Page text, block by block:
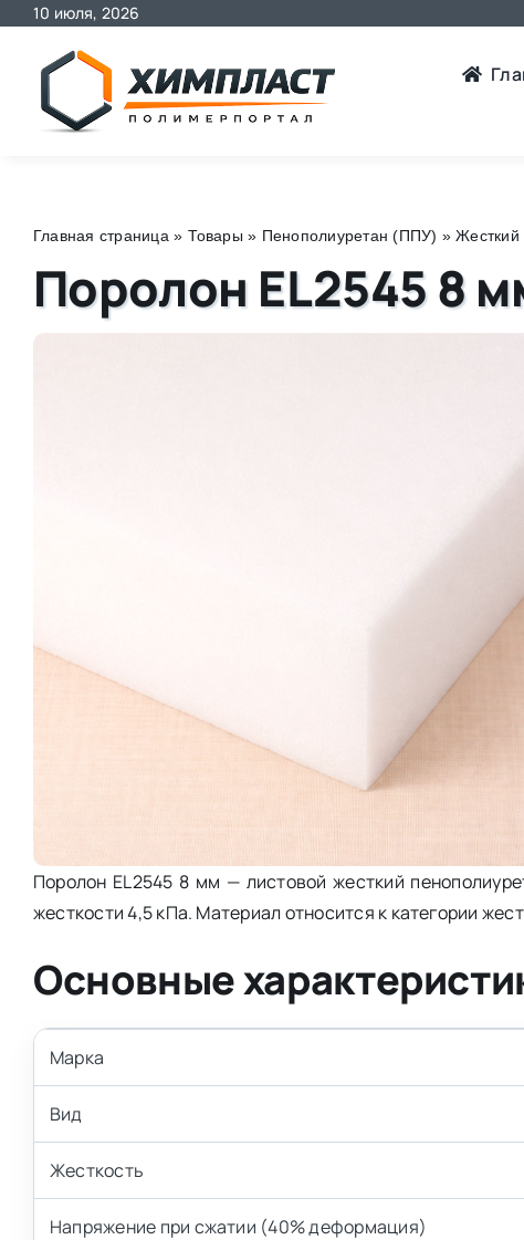
Skip
content
10 июля, 2026
Главная страница » Товары » Пенополиуретан (ППУ) »Жесткий
Поролон EL2545 8
Поролон EL2545 8 мм — листовой жесткий
жесткости 4,5 кПа. Материал относится к категории
Основные
Марка
Вид
Жесткость
Напряжение при сжатии (40% деформация)